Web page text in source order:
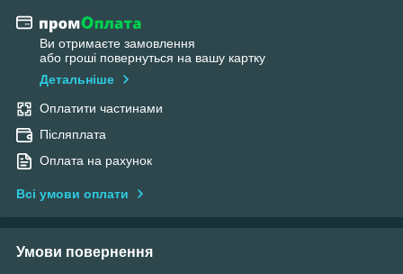
Ви отримаєте замовлення
або гроші повернуться на вашу картку
Детальніше
Оплатити частинами
Післяплата
Оплата на рахунок
Всі умови оплати
Умови повернення